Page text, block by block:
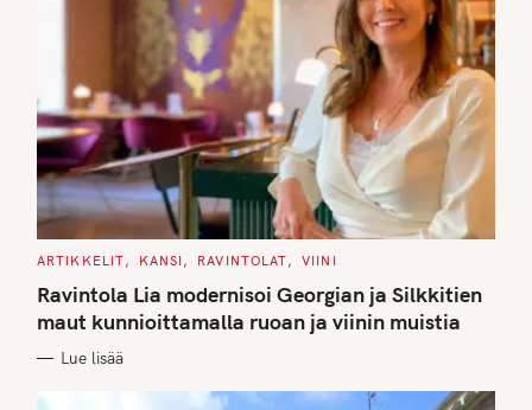
C
T
E
G
O
I
ARTIKKELIT KANSI RAVINTOLAT VIINI
Ravintola Lia modernisoi Georgian ja Silkkitien
maut kunnioittamalla ruoan ja viinin muistia
Lue lisää